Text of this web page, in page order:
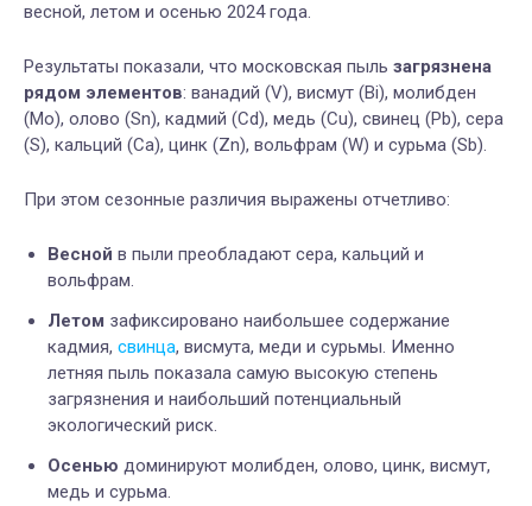
весной, летом и осенью 2024 года.
Результаты показали, что московская пыль загрязнена
рядом элементов: ванадий (V), висмут (Bi), молибден
(Mo), олово (Sn), кадмий (Cd), медь (Cu), свинец (Pb), сера
(S), кальций (Ca), цинк (Zn), вольфрам (W) и сурьма (Sb).
При этом сезонные различия выражены отчетливо:
Весной в пыли преобладают сера, кальций и
вольфрам.
Летом зафиксировано наибольшее содержание
кадмия, свинца, висмута, меди и сурьмы. Именно
летняя пыль показала самую высокую степень
загрязнения и наибольший потенциальный
экологический риск.
Осенью доминируют молибден, олово, цинк, висмут,
медь и сурьма.